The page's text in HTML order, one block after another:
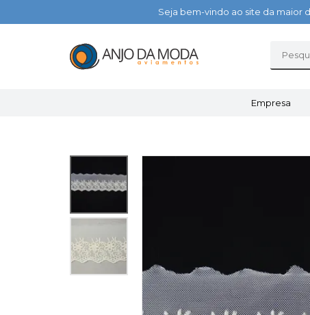
Seja bem-vindo ao site da maior
Empresa